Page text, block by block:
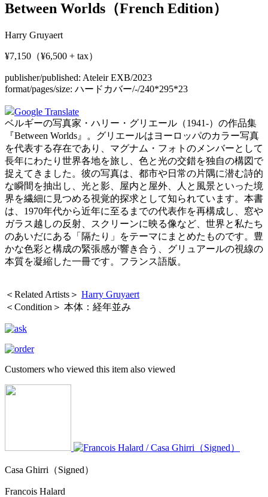
Between Worlds（French Edition）
Harry Gruyaert
¥7,150（¥6,500 + tax）
publisher/published: Ateleir EXB/2023
format/pages/size: ハードカバー/-/240*295*23
Google Translate
ベルギーの写真家・ハリー・グリエール（1941-）の作品集
『Between Worlds』。グリエールはヨーロッパのカラー写真
を代表する存在であり、マグナム・フォトのメンバーとして
長年にわたり世界各地を旅し、色と光の交錯を独自の構図で
捉えてきました。彼の写真は、都市や日常の片隅に潜む詩的
な瞬間を抽出し、光と影、屋内と屋外、人と風景といった境
界を繊細に見つめる視覚的探求として知られています。本書
は、1970年代から近年に至るまでの代表作を再構成し、窓や
ガラス越しの反射、スクリーンに映る像など、世界と私たち
のあいだにある「隔たり」をテーマにまとめたものです。豊
かな色彩と構成の緊張感が響き合う、グリュアールの視線の
本質を凝縮した一冊です。フランス語版。
＜Related Artists＞ Harry Gruyaert
＜Condition＞ 本体：経年並み
Customers who viewed this item also viewed
Casa Ghirri（Signed）
Francois Halard